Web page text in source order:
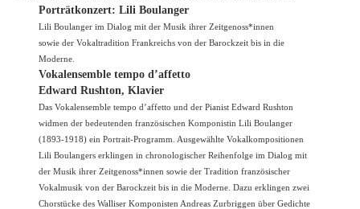
Porträtkonzert: Lili Boulanger
Lili Boulanger im Dialog mit der Musik ihrer Zeitgenoss*innen
sowie der Vokaltradition Frankreichs von der Barockzeit bis in die
Moderne.
Vokalensemble tempo d’affetto
Edward Rushton, Klavier
Das Vokalensemble tempo d’affetto und der Pianist Edward Rushton
widmen der bedeutenden französischen Komponistin Lili Boulanger
(1893-1918) ein Portrait-Programm. Ausgewählte Vokalkompositionen
Lili Boulangers erklingen in chronologischer Reihenfolge im Dialog mit
der Musik ihrer Zeitgenoss*innen sowie der Tradition französischer
Vokalmusik von der Barockzeit bis in die Moderne. Dazu erklingen zwei
Chorstücke des Walliser Komponisten Andreas Zurbriggen über Gedichte